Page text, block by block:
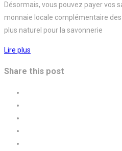
Désormais, vous pouvez payer vos
monnaie locale complémentaire
plus naturel pour la savonnerie
Lire plus
Share this post